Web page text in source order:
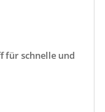
für schnelle und